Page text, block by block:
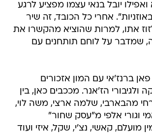
יובל בנאי עצמו מפציע לרגע
אחרי כל הכובד, זה שיר
אתו, למרות שהוציא מהקשרו את
שמדבר על לוחם תותחנים עם
ברנז'אי עם המון אזכורים
ולגיבורי הז'אנר. מככבים כאן, בין
מהבארבי, שלמה ארצי, משה לוי,
וגורי אלפי מ"עסק שחור"
מועלם, קאשי, נצ'י, שקל, איזי ועוד